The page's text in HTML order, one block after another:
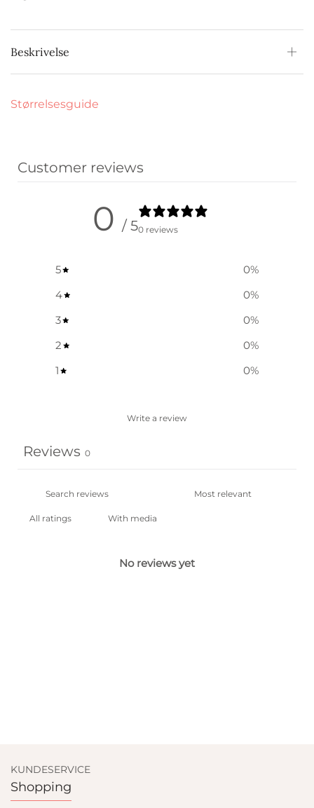
Beskrivelse
Størrelsesguide
Customer reviews
0 / 50 reviews
5 0%
4
0%
3
0%
2
0%
1
0%
Write a review
Reviews 0
With media
No reviews yet
KUNDESERVICE
Shopping